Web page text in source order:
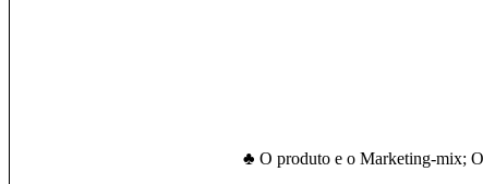
♣ O produto e o Marketing-mix;